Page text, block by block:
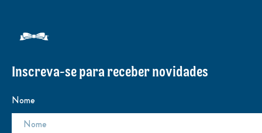
Inscreva-se para receber novidades
Nome